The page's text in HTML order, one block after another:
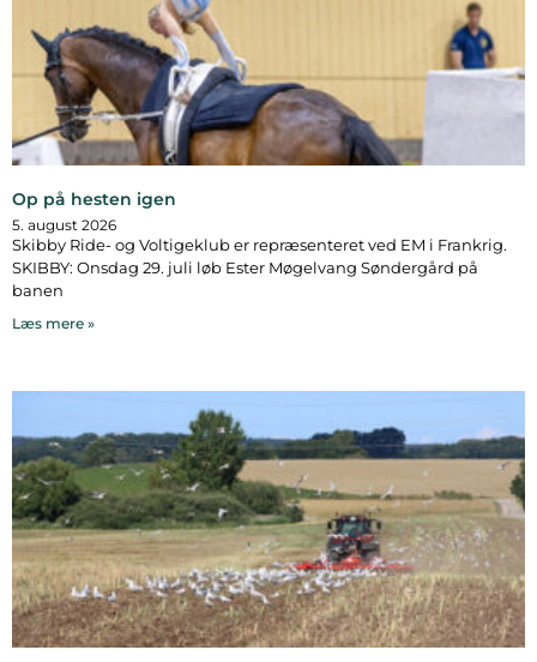
Op på hesten igen
5. august 2026
Skibby Ride- og Voltigeklub er repræsenteret ved EM i Frankrig.
SKIBBY: Onsdag 29. juli løb Ester Møgelvang Søndergård på
banen
Læs mere »